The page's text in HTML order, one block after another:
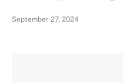
September 27, 2024